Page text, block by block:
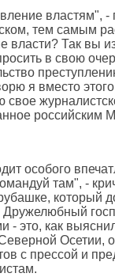
властям", -
тем самым
власти? Так вы
в свою
я вместо
свое
российским
особого
там", -
который
Дружелюбный
это, как
Осетии,
с прессой и